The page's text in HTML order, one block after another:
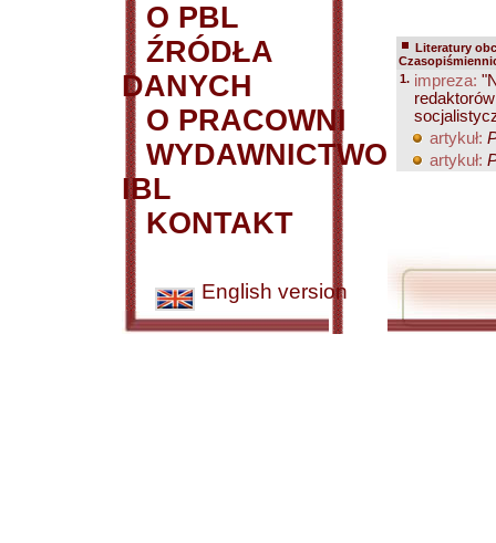
O PBL
ŹRÓDŁA
DANYCH
O PRACOWNI
WYDAWNICTWO
IBL
KONTAKT
English version
Literatury
1. impreza:
artykuł:
artykuł: